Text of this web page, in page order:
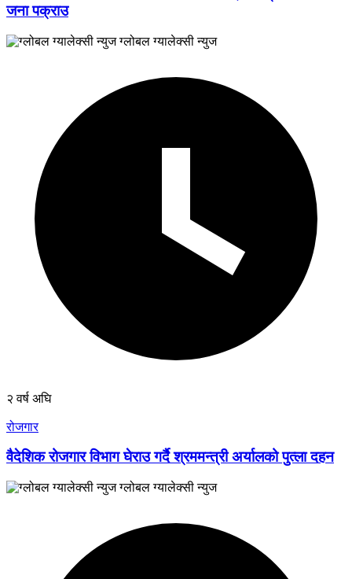
जना पक्राउ
ग्लोबल ग्यालेक्सी न्युज
२ वर्ष अघि
रोजगार
वैदेशिक रोजगार विभाग घेराउ गर्दै श्रममन्त्री अर्यालको पुत्ला दहन
ग्लोबल ग्यालेक्सी न्युज